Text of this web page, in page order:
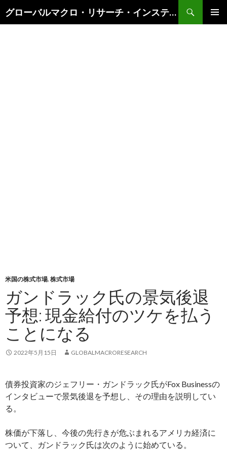
グローバルマクロ・リサーチ・インスティテュート
索
米国の株式市場, 株式市場
ガンドラック氏の景気後退
予想: 現金給付のツケを払う
ことになる
2022年5月15日 GLOBALMACRORESEARCH
債券投資家のジェフリー・ガンドラック氏がFox Businessの
インタビューで景気後退を予想し、その理由を説明してい
る。
株価が下落し、今後の先行きが危ぶまれるアメリカ経済に
ついて、ガンドラック氏は次のように始めている。